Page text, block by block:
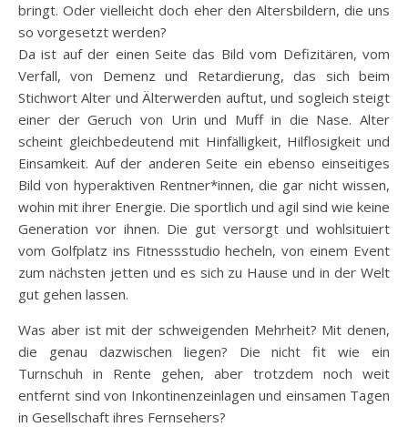
bringt. Oder vielleicht doch eher den Altersbildern, die uns
so vorgesetzt werden?
Da ist auf der einen Seite das Bild vom Defizitären, vom
Verfall, von Demenz und Retardierung, das sich beim
Stichwort Alter und Älterwerden auftut, und sogleich steigt
einer der Geruch von Urin und Muff in die Nase. Alter
scheint gleichbedeutend mit Hinfälligkeit, Hilflosigkeit und
Einsamkeit. Auf der anderen Seite ein ebenso einseitiges
Bild von hyperaktiven Rentner*innen, die gar nicht wissen,
wohin mit ihrer Energie. Die sportlich und agil sind wie keine
Generation vor ihnen. Die gut versorgt und wohlsituiert
vom Golfplatz ins Fitnessstudio hecheln, von einem Event
zum nächsten jetten und es sich zu Hause und in der Welt
gut gehen lassen.
Was aber ist mit der schweigenden Mehrheit? Mit denen,
die genau dazwischen liegen? Die nicht fit wie ein
Turnschuh in Rente gehen, aber trotzdem noch weit
entfernt sind von Inkontinenzeinlagen und einsamen Tagen
in Gesellschaft ihres Fernsehers?